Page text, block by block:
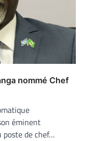
nommé Chef
éminent
poste de chef…